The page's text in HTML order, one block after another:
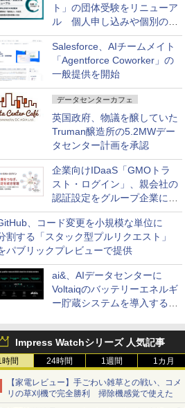
ト」の団体受験をリニューア
ル 個人申し込みや個別の支
払いなどに対応
Salesforce、AIチームメイト
「Agentforce Coworker」の
一般提供を開始
データセンターカフェ
英国政府、物議を醸していた
Truman醸造所の5.2MWデー
タセンター計画を承認
企業向けIDaaS「GMOトラ
スト・ログイン」、親会社の
認証設定をグループ企業に展
開できる新機能を提供
、コード変更を小規模な単位に
割する「スタック型プルリクエスト」
パブリックプレビューで提供
ai&、AIデータセンターに
Voltaiqのバッテリーエネルギ
ー貯蔵システムを導入する計
Impress Watchシリーズ 人気記事
時間 24時間 1週間 1カ月
【家電レビュー】手ごわい雑草との戦い、コメ
リの草刈機で完全勝利 掃除機感覚で使えた